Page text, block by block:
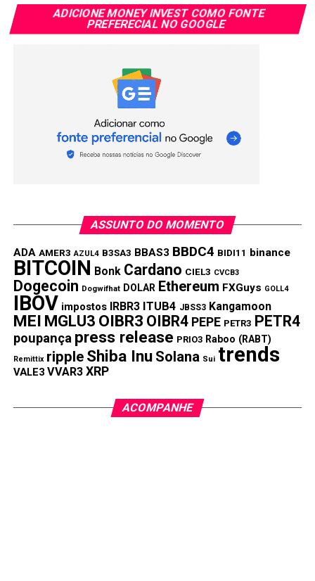
ADICIONE MONEY INVEST COMO FONTE
PREFERECIAL NO GOOGLE
ASSUNTO DO MOMENTO
ADA AMER3 AZUL4 B3SA3 BBAS3 BBDC4 BIDI11 binance
BITCOIN Bonk Cardano CIEL3 CVCB3
Dogecoin Dogwifhat DOLAR Ethereum FXGuys GOLL4
IBOV impostos IRBR3 ITUB4 JBSS3 Kangamoon
MEI MGLU3 OIBR3 OIBR4 PEPE PETR3 PETR4
poupança press release PRIO3 Raboo (RABT)
Remittix ripple Shiba Inu Solana Sui trends
VALE3 VVAR3 XRP
ACOMPANHE